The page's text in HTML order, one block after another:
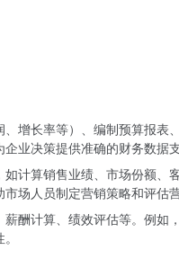
增长率等）、编制预算报表
业决策提供准确的财务数据支
计算销售业绩、市场份额、
场人员制定营销策略和评估营
酬计算、绩效评估等。例